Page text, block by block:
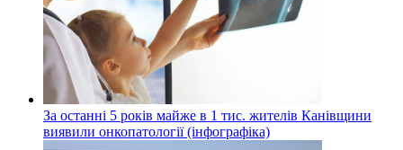
За останні 5 років майже в 1 тис. жителів Канівщини
виявили онкопатології (інфографіка)